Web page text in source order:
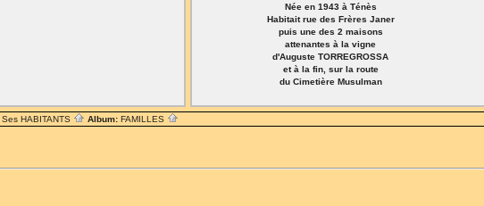
Née en 1943 à Ténès
Habitait rue des Frères Janer
puis une des 2 maisons
attenantes à la vigne
d'Auguste TORREGROSSA
et à la fin, sur la route
du Cimetière Musulman
Ses HABITANTS Album: FAMILLES